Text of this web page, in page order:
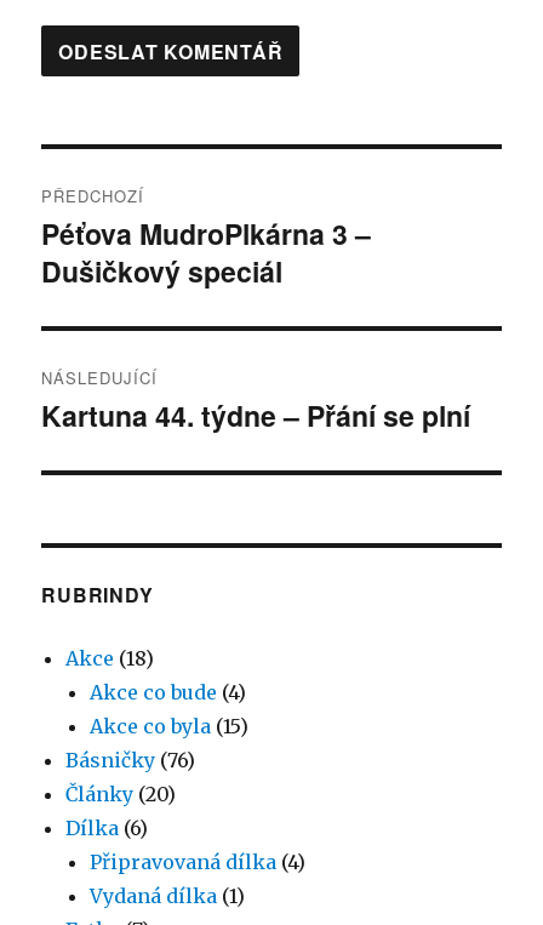
pro
příspěvek
PŘEDCHOZÍ
Předchozí
příspěvek:
Péťova MudroPlkárna 3 –
Dušičkový speciál
NÁSLEDUJÍCÍ
Následující
Kartuna 44. týdne – Přání se plní
RUBRINDY
Akce (18)
Akce co bude (4)
Akce co byla (15)
Básničky (76)
Články (20)
Dílka (6)
Připravovaná dílka (4)
Vydaná dílka (1)